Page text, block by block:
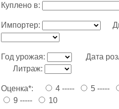
Куплено в:
Импортер:
Год урожая: Дата
Литраж:
Оценка*: 4 ----- 5 -----
9 -----
10